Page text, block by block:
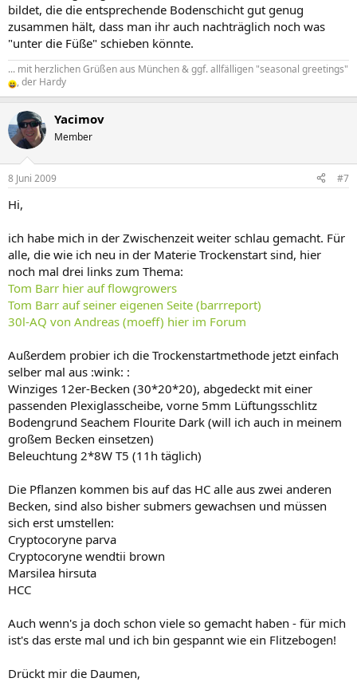
bildet, die die entsprechende Bodenschicht gut genug
zusammen hält, dass man ihr auch nachträglich noch was
"unter die Füße" schieben könnte.
... mit herzlichen Grüßen aus München & ggf. allfälligen "seasonal greetings"
, der Hardy
Yacimov
Member
8 Juni 2009 #7
Hi,
ich habe mich in der Zwischenzeit weiter schlau gemacht. Für
alle, die wie ich neu in der Materie Trockenstart sind, hier
noch mal drei links zum Thema:
Tom Barr hier auf flowgrowers
Tom Barr auf seiner eigenen Seite (barrreport)
30l-AQ von Andreas (moeff) hier im Forum
Außerdem probier ich die Trockenstartmethode jetzt einfach
selber mal aus :wink: :
Winziges 12er-Becken (30*20*20), abgedeckt mit einer
passenden Plexiglasscheibe, vorne 5mm Lüftungsschlitz
Bodengrund Seachem Flourite Dark (will ich auch in meinem
großem Becken einsetzen)
Beleuchtung 2*8W T5 (11h täglich)
Die Pflanzen kommen bis auf das HC alle aus zwei anderen
Becken, sind also bisher submers gewachsen und müssen
sich erst umstellen:
Cryptocoryne parva
Cryptocoryne wendtii brown
Marsilea hirsuta
HCC
Auch wenn's ja doch schon viele so gemacht haben - für mich
ist's das erste mal und ich bin gespannt wie ein Flitzebogen!
Drückt mir die Daumen,